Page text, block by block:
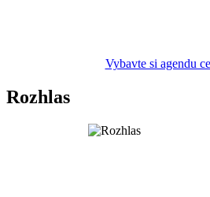
Vybavte si agendu
Rozhlas